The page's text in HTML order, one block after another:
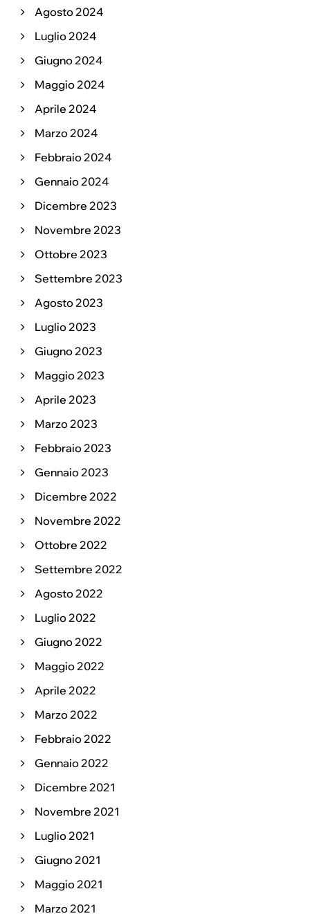
Agosto 2024
Luglio 2024
Giugno 2024
Maggio 2024
Aprile 2024
Marzo 2024
Febbraio 2024
Gennaio 2024
Dicembre 2023
Novembre 2023
Ottobre 2023
Settembre 2023
Agosto 2023
Luglio 2023
Giugno 2023
Maggio 2023
Aprile 2023
Marzo 2023
Febbraio 2023
Gennaio 2023
Dicembre 2022
Novembre 2022
Ottobre 2022
Settembre 2022
Agosto 2022
Luglio 2022
Giugno 2022
Maggio 2022
Aprile 2022
Marzo 2022
Febbraio 2022
Gennaio 2022
Dicembre 2021
Novembre 2021
Luglio 2021
Giugno 2021
Maggio 2021
Marzo 2021